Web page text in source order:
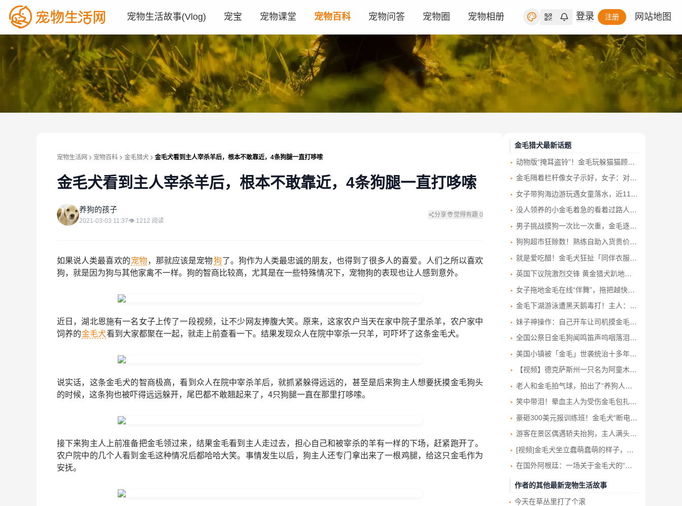
宠物生活故事(Vlog) 宠宝 宠物课堂 宠物百科 宠物问答 宠物圈 宠物相册 登录 注册 网站地图
宠物生活网 宠物百科 金毛猎犬 金毛犬看到主人宰杀羊后，根本不敢靠近，4条狗腿一直打哆嗦
金毛犬看到主人宰杀羊后，根本不敢靠近，4条狗腿一直打哆嗦
养 养狗的孩子
2021-03-03 11:37👁 1212 阅读
分享 觉得有趣 0
如果说人类最喜欢的宠物，那就应该是宠物狗了。狗作为人类最忠诚的朋友，也得到了很多人的喜爱。人们之所以喜欢
狗，就是因为狗与其他家禽不一样。狗的智商比较高，尤其是在一些特殊情况下，宠物狗的表现也让人感到意外。
近日，湖北恩施有一名女子上传了一段视频，让不少网友捧腹大笑。原来，这家农户当天在家中院子里杀羊，农户家中
饲养的金毛犬看到大家都聚在一起，就走上前查看一下。结果发现众人在院中宰杀一只羊，可吓坏了这条金毛犬。
说实话，这条金毛犬的智商极高，看到众人在院中宰杀羊后，就抓紧躲得远远的，甚至是后来狗主人想要抚摸金毛狗头
的时候，这条狗也被吓得远远躲开，尾巴都不敢翘起来了，4只狗腿一直在那里打哆嗦。
接下来狗主人上前准备把金毛领过来，结果金毛看到主人走过去，担心自己和被宰杀的羊有一样的下场，赶紧跑开了。
农户院中的几个人看到金毛这种情况后都哈哈大笑。事情发生以后，狗主人还专门拿出来了一根鸡腿，给这只金毛作为
安抚。
金毛猎犬最新话题
动物版“掩耳盗铃”！金毛玩躲猫猫顾头不顾尾 一动不动等主人找
金毛隔着栏杆像女子示好，女子：对不起，我不可以摸你，怕你咬我狗狗立马叼着一只脚鞋躺下
女子带狗海边游玩遇女童落水，近11岁金毛冲进海里救人 主人：它平日里胆小又怕水
没人领养的小金毛着急的看着过路人，回家以后竟然是只暖心的毛孩子
男子挑战摸狗一次比一次重，金毛逐渐发现了事情的不对劲
狗狗超市狂赊数！熟练自助入货贵价鸡腿 主人被迫付款要“破产”
就是爱吃醋！金毛犬狂扯「同伴衣服」当街上演宫斗剧戏码
英国下议院激烈交锋 黄金猎犬趴地入睡抢镜
女子拖地金毛在线“伴舞”，拖把越快它抬爪越快，狗：只要我抬得够快，你就拖不到我的脚
金毛下湖游泳遭黑天鹅毒打！主人：这不是第一次了
妹子神操作：自己开车让司机摸金毛，圆其童年梦
全国公祭日金毛狗闻鸣笛声呜咽落泪，狗主人：动物有灵性
美国小镇被「金毛」世袭统治十多年，不签公文只讨摸的狗狗市长Mayor Max，民众满意度满分！
【视频】德克萨斯州一只名为阿童木的英勇金毛寻回犬接受训练，以拯救溺水游泳者
老人和金毛拍气球，拍出了“养狗人无法拒绝的治愈瞬间”
笑中带泪！晕血主人为受伤金毛包扎 连晕N次仍不放弃
豪砸300美元报训练班！金毛犬“断电”昏睡 网民：像极课堂的我
游客在景区偶遇轿夫抬狗，主人满头大汗跟随，游客：金毛年迈体力不支，花费至少几百元
[视频]金毛犬坐立蠢萌蠢萌的样子，呲个牙想生气又不敢乱来的样子！
在国外阿根廷：一场关于金毛犬的“大聚会”
作者的其他最新宠物生活故事
今天在草丛里打了个滚